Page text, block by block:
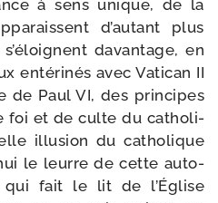
à sens unique, de la
d’autant plus
davan­tage, en
enté­ri­nés avec Vatican II
Paul VI, des prin­cipes
foi et de culte du catho­li­
illu­sion du catho­lique
le leurre de cette auto-​
qui fait le lit de l’Église